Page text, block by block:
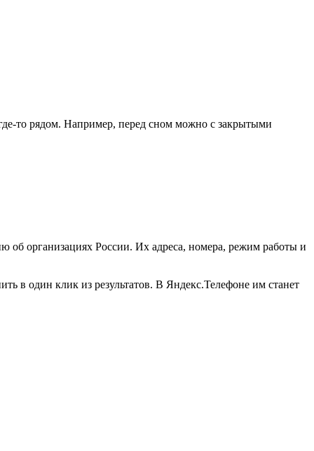
то рядом. Например, перед сном можно с закрытыми
об организациях России. Их адреса, номера, режим работы и
в один клик из результатов. В Яндекс.Телефоне им станет